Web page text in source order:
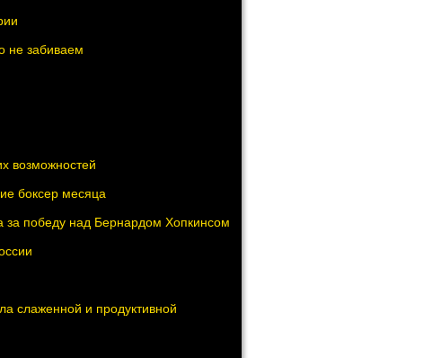
не забиваем
возможностей
боксер месяца
за победу над Бернардом Хопкинсом
слаженной и продуктивной